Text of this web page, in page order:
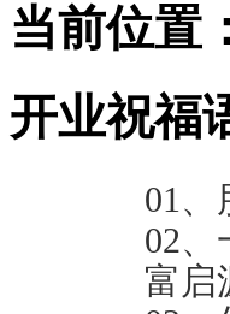
当前位置：
开业祝福
01、
02、
富启